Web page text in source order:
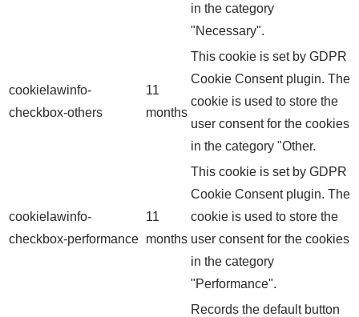
in the category
"Necessary".
cookielawinfo-
checkbox-others
11
months
This cookie is set by GDPR
Cookie Consent plugin. The
cookie is used to store the
user consent for the cookies
in the category "Other.
cookielawinfo-
checkbox-performance
11
months
This cookie is set by GDPR
Cookie Consent plugin. The
cookie is used to store the
user consent for the cookies
in the category
"Performance".
Records the default button